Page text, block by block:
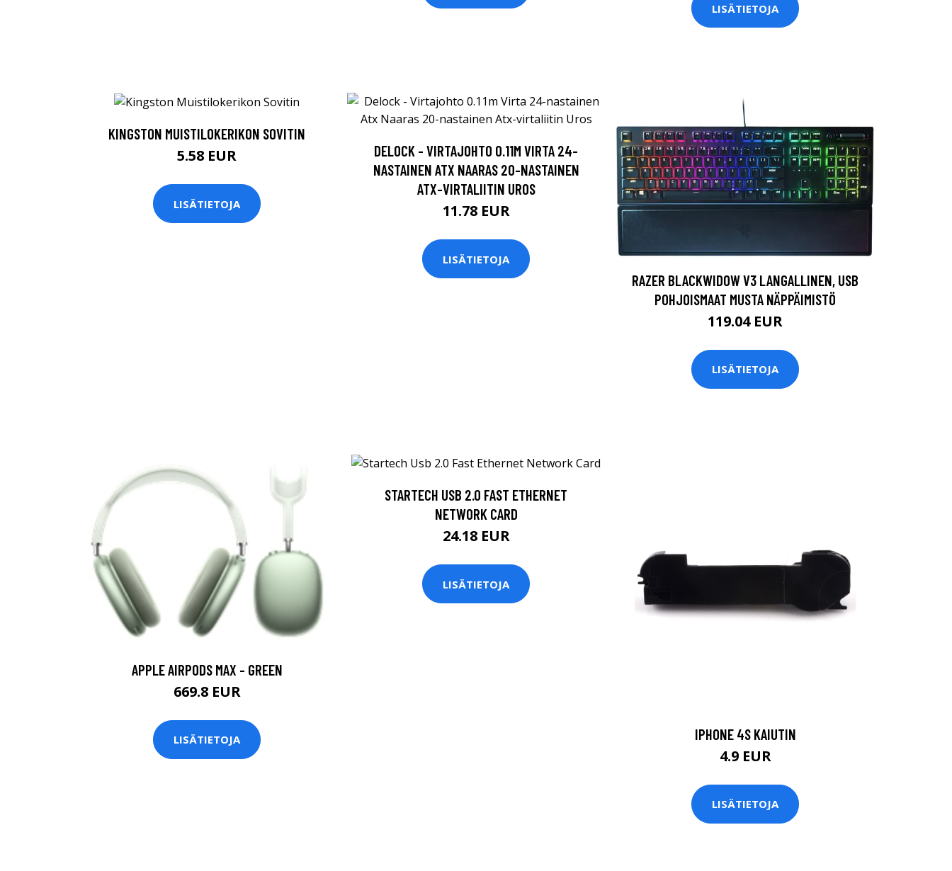
LISÄTIETOJA
KINGSTON MUISTILOKERIKON SOVITIN
5.58 EUR
LISÄTIETOJA
DELOCK - VIRTAJOHTO 0.11M VIRTA 24-
NASTAINEN ATX NAARAS 20-NASTAINEN
ATX-VIRTALIITIN UROS
11.78 EUR
LISÄTIETOJA
RAZER BLACKWIDOW V3 LANGALLINEN, USB
POHJOISMAAT MUSTA NÄPPÄIMISTÖ
119.04 EUR
LISÄTIETOJA
APPLE AIRPODS MAX - GREEN
669.8 EUR
LISÄTIETOJA
STARTECH USB 2.0 FAST ETHERNET
NETWORK CARD
24.18 EUR
LISÄTIETOJA
IPHONE 4S KAIUTIN
4.9 EUR
LISÄTIETOJA